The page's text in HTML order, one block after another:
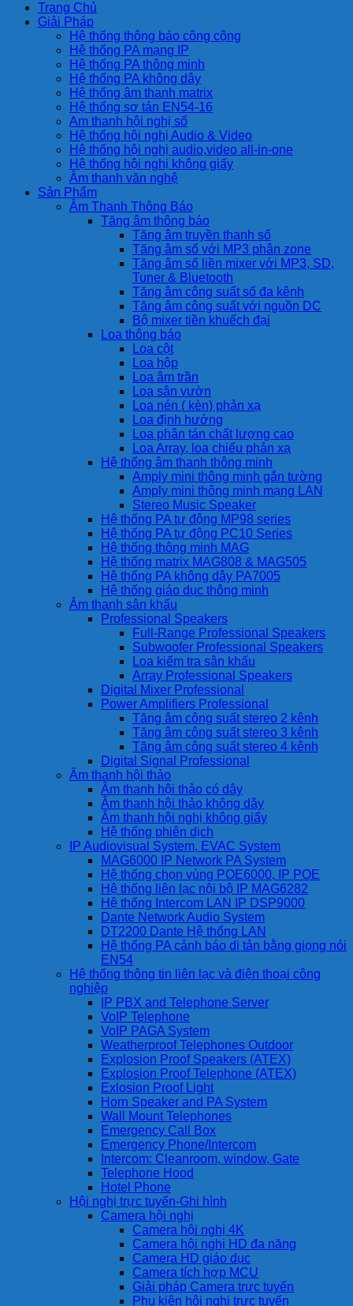
Trang Chủ
Giải Pháp
Hệ thống thông báo công cộng
Hệ thống PA mạng IP
Hệ thống PA thông minh
Hệ thống PA không dây
Hệ thống âm thanh matrix
Hệ thống sơ tán EN54-16
Am thanh hội nghị số
Hệ thống hội nghị Audio & Video
Hệ thống hội nghị audio,video all-in-one
Hệ thống hội nghị không giấy
Âm thanh văn nghệ
Sản Phẩm
Âm Thanh Thông Báo
Tăng âm thông báo
Tăng âm truyền thanh số
Tăng âm số với MP3 phân zone
Tăng âm số liền mixer với MP3, SD,
Tuner & Bluetooth
Tăng âm công suất số đa kênh
Tăng âm công suất với nguồn DC
Bộ mixer tiền khuếch đại
Loa thông báo
Loa cột
Loa hộp
Loa âm trần
Loa sân vườn
Loa nén ( kèn) phản xạ
Loa định hướng
Loa phân tán chất lượng cao
Loa Array, loa chiếu phản xạ
Hệ thống âm thanh thông minh
Amply mini thông minh gắn tường
Amply mini thông minh mạng LAN
Stereo Music Speaker
Hệ thống PA tự động MP98 series
Hệ thống PA tự động PC10 Series
Hệ thống thông minh MAG
Hệ thống matrix MAG808 & MAG505
Hệ thống PA không dây PA7005
Hệ thống giáo dục thông minh
Âm thanh sân khấu
Professional Speakers
Full-Range Professional Speakers
Subwoofer Professional Speakers
Loa kiểm tra sân khấu
Array Professional Speakers
Digital Mixer Professional
Power Amplifiers Professional
Tăng âm công suất stereo 2 kênh
Tăng âm công suất stereo 3 kênh
Tăng âm công suất stereo 4 kênh
Digital Signal Professional
Âm thanh hội thảo
Âm thanh hội thảo có dây
Âm thanh hội thảo không dây
Âm thanh hội nghị không giấy
Hệ thống phiên dịch
IP Audiovisual System, EVAC System
MAG6000 IP Network PA System
Hệ thống chọn vùng POE6000, IP POE
Hệ thống liên lạc nội bộ IP MAG6282
Hệ thống Intercom LAN IP DSP9000
Dante Network Audio System
DT2200 Dante Hệ thống LAN
Hệ thống PA cảnh báo di tản bằng giọng nói
EN54
Hệ thống thông tin liên lạc và điện thoại công
nghiệp
IP PBX and Telephone Server
VoIP Telephone
VoIP PAGA System
Weatherproof Telephones Outdoor
Explosion Proof Speakers (ATEX)
Explosion Proof Telephone (ATEX)
Exlosion Proof Light
Horn Speaker and PA System
Wall Mount Telephones
Emergency Call Box
Emergency Phone/Intercom
Intercom: Cleanroom, window, Gate
Telephone Hood
Hotel Phone
Hội nghị trực tuyến-Ghi hình
Camera hội nghị
Camera hội nghị 4K
Camera hội nghị HD đa năng
Camera HD giáo dục
Camera tích hợp MCU
Giải pháp Camera trực tuyến
Phụ kiện hội nghị trực tuyến